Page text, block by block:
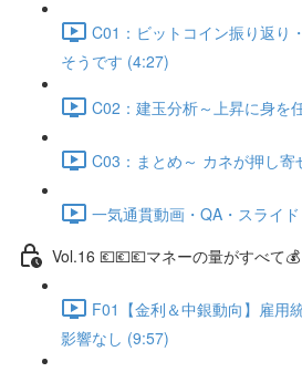
C01：ビットコイン振り返り
そうです (4:27)
C02：建玉分析～上昇に身を
C03：まとめ～ カネが押し
一気通貫動画・QA・スライ
Vol.16 💶💶💶マネーの量がすべて
F01【金利＆中銀動向】雇用
影響なし (9:57)